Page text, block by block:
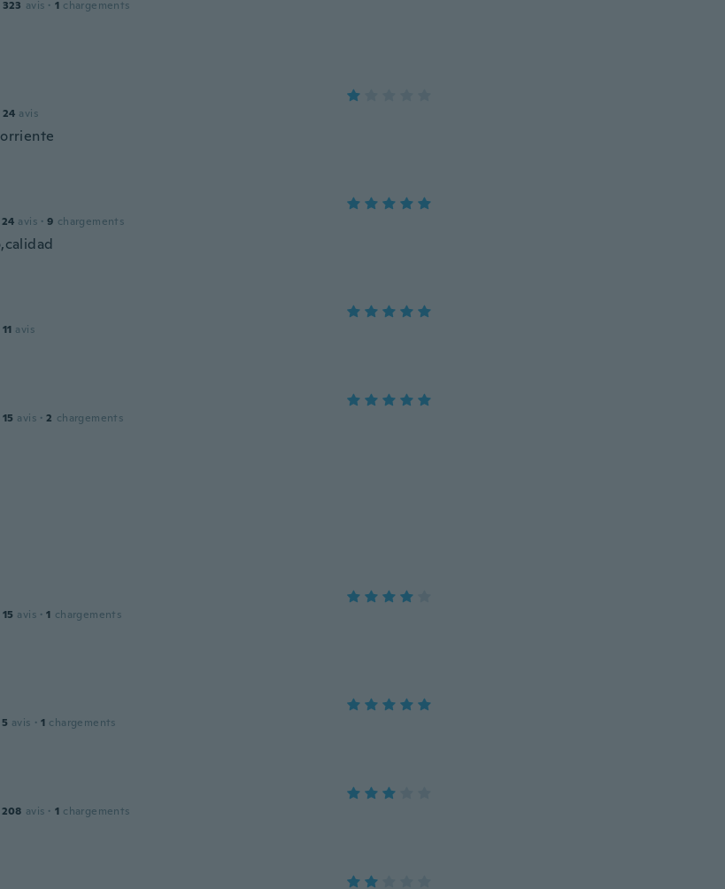
323 avis · 1 chargements
24 avis
24 avis · 9 chargements
11 avis
15 avis · 2 chargements
15 avis · 1 chargements
5 avis · 1 chargements
208 avis · 1 chargements